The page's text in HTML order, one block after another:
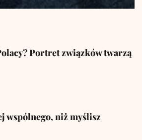
Portret związków twarzą
wspólnego, niż myślisz